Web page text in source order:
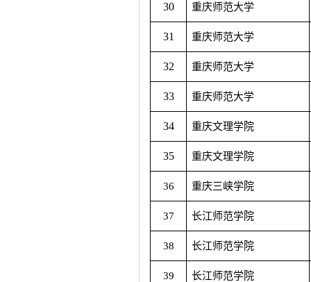
30 重庆师范大学
31 重庆师范大学
32 重庆师范大学
33 重庆师范大学
34 重庆文理学院
35 重庆文理学院
36 重庆三峡学院
37 长江师范学院
38 长江师范学院
39 长江师范学院